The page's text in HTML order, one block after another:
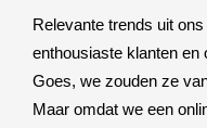
Relevante trends uit
enthousiaste klanten en
Goes, we zouden ze
Maar omdat we een